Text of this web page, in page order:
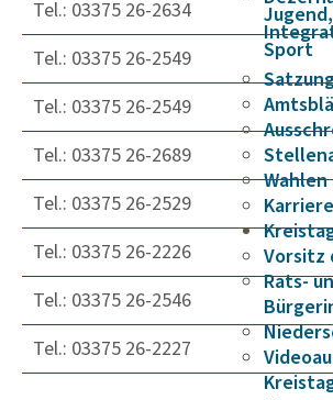
Sport
Wahlen
Karriere
Vorsitz
Rats-
Tel.: 03375 26-2634
Tel.: 03375 26-2549
Tel.: 03375 26-2549
Tel.: 03375 26-2689
Tel.: 03375 26-2529
Tel.: 03375 26-2226
Tel.: 03375 26-2546
Tel.: 03375 26-2227